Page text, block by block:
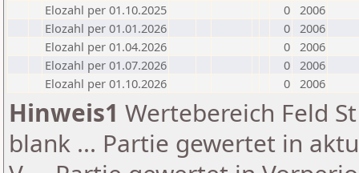
Elozahl per 01.10.2025
0 2006
Elozahl per 01.01.2026
0 2006
Elozahl per 01.04.2026
0 2006
Elozahl per 01.07.2026
0 2006
Elozahl per 01.10.2026
0 2006
Hinweis1 Wertebereich Feld
blank ... Partie gewertet in